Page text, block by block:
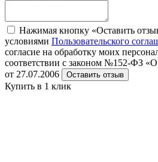
Нажимая кнопку «Оставить
условиями Пользовательского
согласие на обработку моих
соответствии с законом №152-ФЗ
от 27.07.2006
Оставить отзыв
Купить в 1 клик